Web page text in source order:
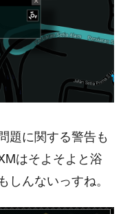
題に関する警告も
はそよそよと浴
んないっすね。